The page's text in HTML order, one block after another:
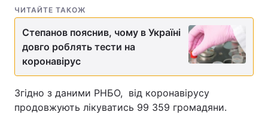
ЧИТАЙТЕ ТАКОЖ
Степанов пояснив, чому в Україні
довго роблять тести на
коронавірус
Згідно з даними РНБО, від коронавірусу
продовжують лікуватись 99 359 громадяни.